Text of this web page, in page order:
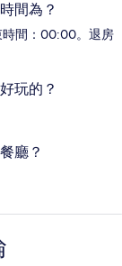
間為？
時間：00:00。退房
玩的？
廳？